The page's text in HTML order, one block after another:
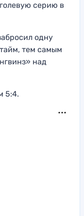
серию в
одну
тем самым
над
5:4.